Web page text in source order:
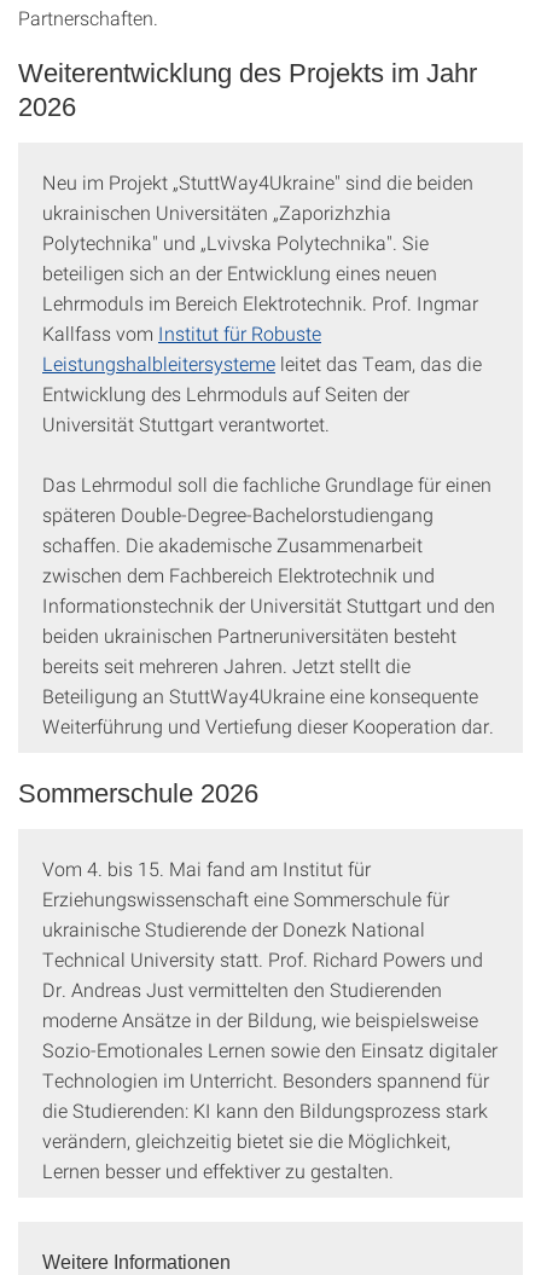
Partnerschaften.
Weiterentwicklung des Projekts im Jahr
2026
Neu im Projekt „StuttWay4Ukraine" sind die beiden
ukrainischen Universitäten „Zaporizhzhia
Polytechnika" und „Lvivska Polytechnika". Sie
beteiligen sich an der Entwicklung eines neuen
Lehrmoduls im Bereich Elektrotechnik. Prof. Ingmar
Kallfass vom Institut für Robuste
Leistungshalbleitersysteme leitet das Team, das die
Entwicklung des Lehrmoduls auf Seiten der
Universität Stuttgart verantwortet.
Das Lehrmodul soll die fachliche Grundlage für einen
späteren Double-Degree-Bachelorstudiengang
schaffen. Die akademische Zusammenarbeit
zwischen dem Fachbereich Elektrotechnik und
Informationstechnik der Universität Stuttgart und den
beiden ukrainischen Partneruniversitäten besteht
bereits seit mehreren Jahren. Jetzt stellt die
Beteiligung an StuttWay4Ukraine eine konsequente
Weiterführung und Vertiefung dieser Kooperation dar.
Sommerschule 2026
Vom 4. bis 15. Mai fand am Institut für
Erziehungswissenschaft eine Sommerschule für
ukrainische Studierende der Donezk National
Technical University statt. Prof. Richard Powers und
Dr. Andreas Just vermittelten den Studierenden
moderne Ansätze in der Bildung, wie beispielsweise
Sozio-Emotionales Lernen sowie den Einsatz digitaler
Technologien im Unterricht. Besonders spannend für
die Studierenden: KI kann den Bildungsprozess stark
verändern, gleichzeitig bietet sie die Möglichkeit,
Lernen besser und effektiver zu gestalten.
Weitere Informationen